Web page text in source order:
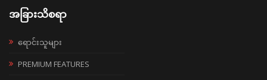
အခြားသိစရာ
ရောင်းသူများ
PREMIUM FEATURES